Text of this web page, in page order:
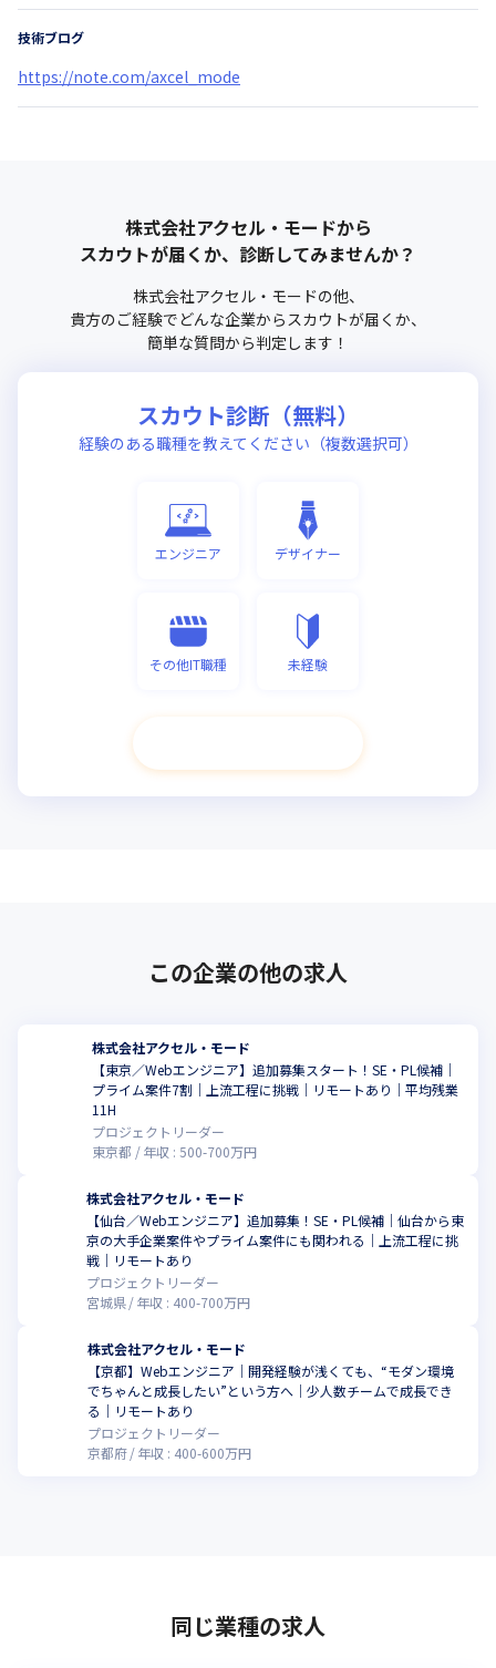
技術ブログ
https://note.com/axcel_mode
株式会社アクセル・モードから
スカウトが届くか、診断してみませんか？
株式会社アクセル・モードの他、
貴方のご経験でどんな企業からスカウトが届くか、
簡単な質問から判定します！
スカウト診断（無料）
経験のある職種を教えてください（複数選択可）
エンジニア デザイナー
その他IT職種 未経験
この企業の他の求人
株式会社アクセル・モード
【東京／Webエンジニア】追加募集スタート！SE・PL候補｜
プライム案件7割｜上流工程に挑戦｜リモートあり｜平均残業
11H
プロジェクトリーダー
東京都
年収 :500-700万円
株式会社アクセル・モード
【仙台／Webエンジニア】追加募集！SE・PL候補｜仙台から東
京の大手企業案件やプライム案件にも関われる｜上流工程に挑
戦｜リモートあり
プロジェクトリーダー
宮城県
年収 : 400-700万円
株式会社アクセル・モード
【京都】Webエンジニア｜開発経験が浅くても、“モダン環境
でちゃんと成長したい”という方へ｜少人数チームで成長でき
る｜リモートあり
プロジェクトリーダー
京都府
年収 : 400-600万円
同じ業種の求人